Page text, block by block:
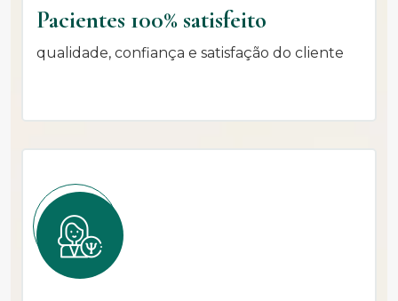
Pacientes 100% satisfeito
qualidade, confiança e satisfação do cliente